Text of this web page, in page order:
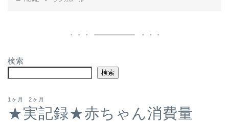
検索
検索
1ヶ月 2ヶ月
★実記録★赤ちゃん消費量